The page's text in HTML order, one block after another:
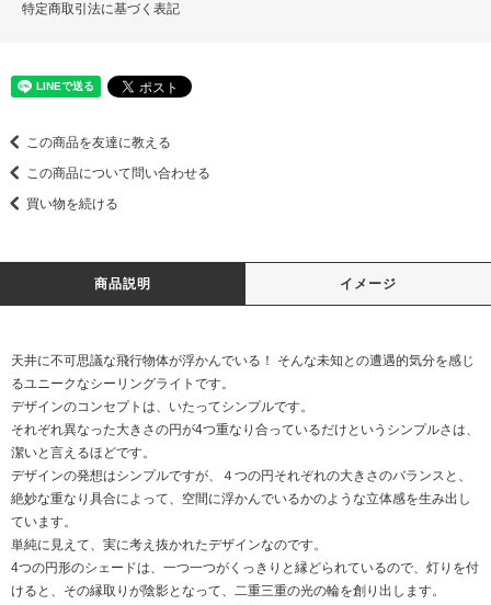
特定商取引法に基づく表記
この商品を友達に教える
この商品について問い合わせる
買い物を続ける
商品説明 イメージ
天井に不可思議な飛行物体が浮かんでいる！ そんな未知との遭遇的気分を感じ
るユニークなシーリングライトです。
デザインのコンセプトは、いたってシンプルです。
それぞれ異なった大きさの円が4つ重なり合っているだけというシンプルさは、
潔いと言えるほどです。
デザインの発想はシンプルですが、４つの円それぞれの大きさのバランスと、
絶妙な重なり具合によって、空間に浮かんでいるかのような立体感を生み出し
ています。
単純に見えて、実に考え抜かれたデザインなのです。
4つの円形のシェードは、一つ一つがくっきりと縁どられているので、灯りを付
けると、その縁取りが陰影となって、二重三重の光の輪を創り出します。